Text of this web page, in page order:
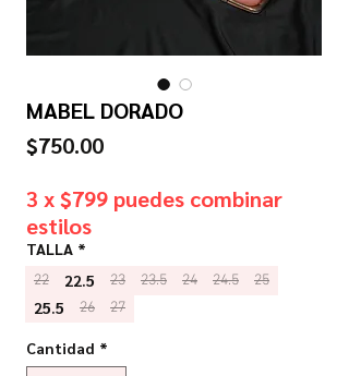
MABEL DORADO
$750.00Precio
3 x $799 puedes combinar
estilos
TALLA *
22 22.5 23 23.5 24 24.5 25
25.5 26 27
Cantidad *